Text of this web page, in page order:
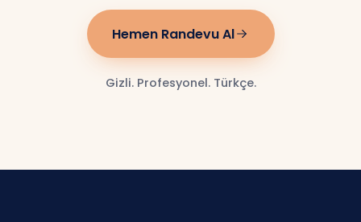
Hemen Randevu Al
Gizli. Profesyonel. Türkçe.